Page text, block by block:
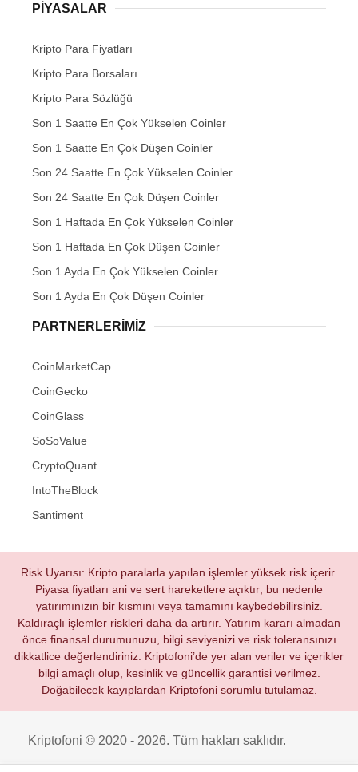
PIYASALAR
Kripto Para Fiyatları
Kripto Para Borsaları
Kripto Para Sözlüğü
Son 1 Saatte En Çok Yükselen Coinler
Son 1 Saatte En Çok Düşen Coinler
Son 24 Saatte En Çok Yükselen Coinler
Son 24 Saatte En Çok Düşen Coinler
Son 1 Haftada En Çok Yükselen Coinler
Son 1 Haftada En Çok Düşen Coinler
Son 1 Ayda En Çok Yükselen Coinler
Son 1 Ayda En Çok Düşen Coinler
PARTNERLERIMIZ
CoinMarketCap
CoinGecko
CoinGlass
SoSoValue
CryptoQuant
IntoTheBlock
Santiment
Risk Uyarısı: Kripto paralarla yapılan işlemler yüksek risk içerir.
Piyasa fiyatları ani ve sert hareketlere açıktır; bu nedenle
yatırımınızın bir kısmını veya tamamını kaybedebilirsiniz.
Kaldıraçlı işlemler riskleri daha da artırır. Yatırım kararı almadan
önce finansal durumunuzu, bilgi seviyenizi ve risk toleransınızı
dikkatlice değerlendiriniz. Kriptofoni’de yer alan veriler ve içerikler
bilgi amaçlı olup, kesinlik ve güncellik garantisi verilmez.
Doğabilecek kayıplardan Kriptofoni sorumlu tutulamaz.
Kriptofoni © 2020 - 2026. Tüm hakları saklıdır.